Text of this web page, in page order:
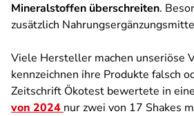
Mineralstoffen überschreiten.
zusätzlich
Viele Hersteller machen unseriöse
kennzeichnen ihre Produkte falsch
Zeitschrift Ökotest bewertete in
von 2024 nur zwei von 17 Shakes